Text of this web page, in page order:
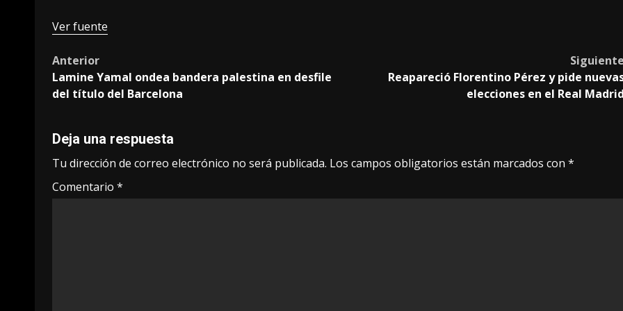
de
Ver fuente
Post
navigation
Anterior
Lamine Yamal ondea bandera palestina en desfile
del título del Barcelona
Reapareció Florentino Pérez y pide
elecciones en el Real
Deja una respuesta
Tu dirección de correo electrónico no será publicada. Los campos obligatorios están marcados con *
Comentario *